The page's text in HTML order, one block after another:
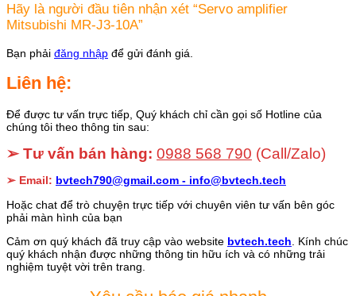
Hãy là người đầu tiên nhận xét “Servo amplifier
Mitsubishi MR-J3-10A”
Bạn phải đăng nhập để gửi đánh giá.
Liên hệ:
Để được tư vấn trực tiếp, Quý khách chỉ cần gọi số Hotline của
chúng tôi theo thông tin sau:
➢ Tư vấn bán hàng: 0988 568 790 (Call/Zalo)
➢ Email: bvtech790@gmail.com - info@bvtech.tech
Hoặc chat để trò chuyện trực tiếp với chuyên viên tư vấn bên góc
phải màn hình của bạn
Cảm ơn quý khách đã truy cập vào website bvtech.tech . Kính chúc
quý khách nhận được những thông tin hữu ích và có những trải
nghiệm tuyệt vời trên trang.